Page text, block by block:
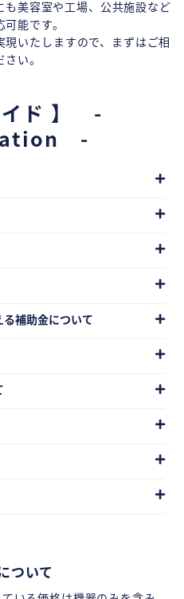
美容室や工場、公共施設など
能です。
いたしますので、まずはご相
い。
イド 】 -
-
補助金について
ついて